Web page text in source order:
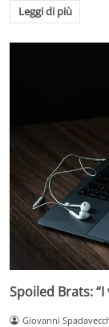
Leggi di più
Spoiled Brats:
Giovanni